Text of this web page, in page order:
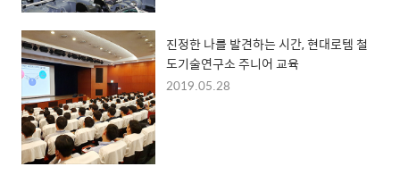
진정한 나를 발견하는 시간, 현대로템 철
도기술연구소 주니어 교육
2019.05.28